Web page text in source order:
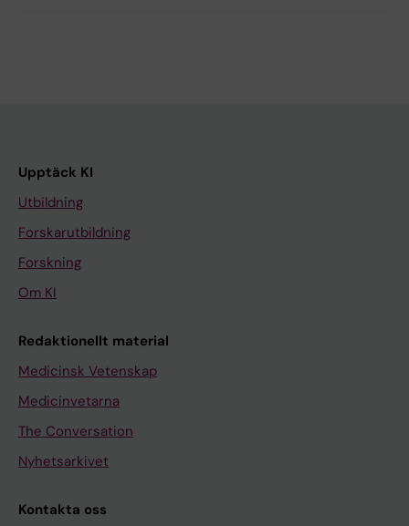
Upptäck KI
Utbildning
Forskarutbildning
Forskning
Om KI
Redaktionellt material
Medicinsk Vetenskap
Medicinvetarna
The Conversation
Nyhetsarkivet
Kontakta oss